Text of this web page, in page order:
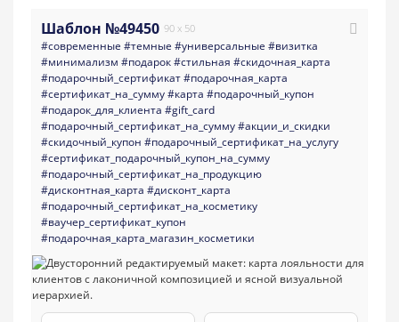
Шаблон №49450 90 x 50
#современные #темные #универсальные #визитка
#минимализм #подарок#стильная #скидочная_карта
#подарочный_сертификат#подарочная_карта
#сертификат_на_сумму#карта #подарочный_купон
#подарок_для_клиента #gift_card
#подарочный_сертификат_на_сумму#акции_и_скидки
#скидочный_купон #подарочный_сертификат_на_услугу
#сертификат_подарочный_купон_на_сумму
#подарочный_сертификат_на_продукцию
#дисконтная_карта #дисконт_карта
#подарочный_сертификат_на_косметику
#ваучер_сертификат_купон
#подарочная_карта_магазин_косметики